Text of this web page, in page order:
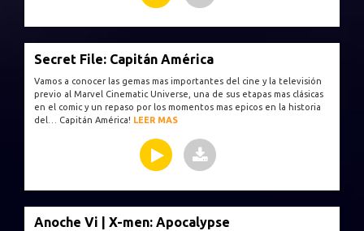
Secret File: Capitán América
Vamos a conocer las gemas mas importantes del cine y la televisión
previo al Marvel Cinematic Universe, una de sus etapas mas clásicas
en el comic y un repaso por los momentos mas epicos en la historia
del… Capitán América! LEER MAS
Anoche Vi | X-men: Apocalypse